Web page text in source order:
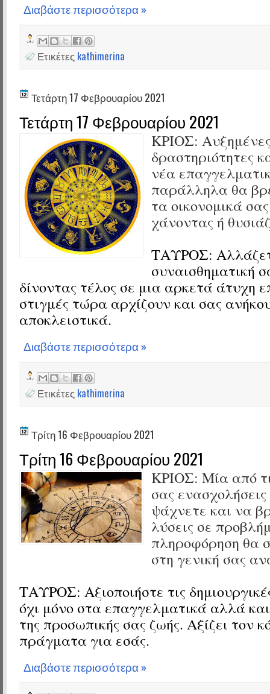
Διαβάστε περισσότερα »
Ετικέτες kathimerina
Τετάρτη 17 Φεβρουαρίου 2021
Τετάρτη 17 Φεβρουαρίου 2021
ΚΡΙΟΣ:
δραστηριότητες
νέα
παράλληλα θα
τα οικονομικά
χάνοντας ή
ΤΑΥΡΟΣ:
συναισθηματική
δίνοντας τέλος σε μια αρκετά άτυχη
στιγμές τώρα αρχίζουν και σας
αποκλειστικά.
Διαβάστε περισσότερα »
Ετικέτες kathimerina
Τρίτη 16 Φεβρουαρίου 2021
Τρίτη 16 Φεβρουαρίου 2021
ΚΡΙΟΣ: Μία από
σας
ψάχνετε και να
λύσεις σε
πληροφόρηση θα
στη γενική σας
ΤΑΥΡΟΣ: Αξιοποιήστε τις
όχι μόνο στα επαγγελματικά αλλά
της προσωπικής σας ζωής. Αξίζει τον
πράγματα για εσάς.
Διαβάστε περισσότερα »